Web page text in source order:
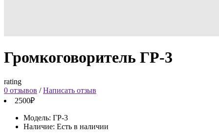
Громкоговоритель ГР-3
rating
0 отзывов /Написать отзыв
2500₽
Модель: ГР-3
Наличие: Есть в наличии